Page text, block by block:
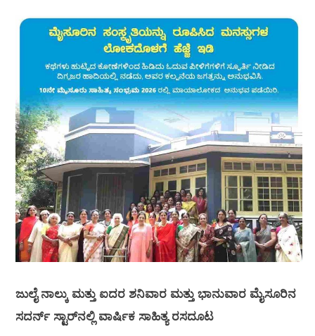
ಜುಲೈ ನಾಲ್ಕು ಮತ್ತು ಐದರ ಶನಿವಾರ ಮತ್ತು ಭಾನುವಾರ ಮೈಸೂರಿನ
ಸದರ್ನ್ ಸ್ಟಾರ್‌ನಲ್ಲಿ ವಾರ್ಷಿಕ ಸಾಹಿತ್ಯ ರಸದೂಟ